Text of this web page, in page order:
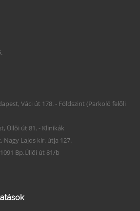
Váci út 178. - Földszint (Parkoló felőli
Üllői út 81. - Klinikák
Nagy Lajos kir. útja 127.
1091 Bp.Üllői út 81/b